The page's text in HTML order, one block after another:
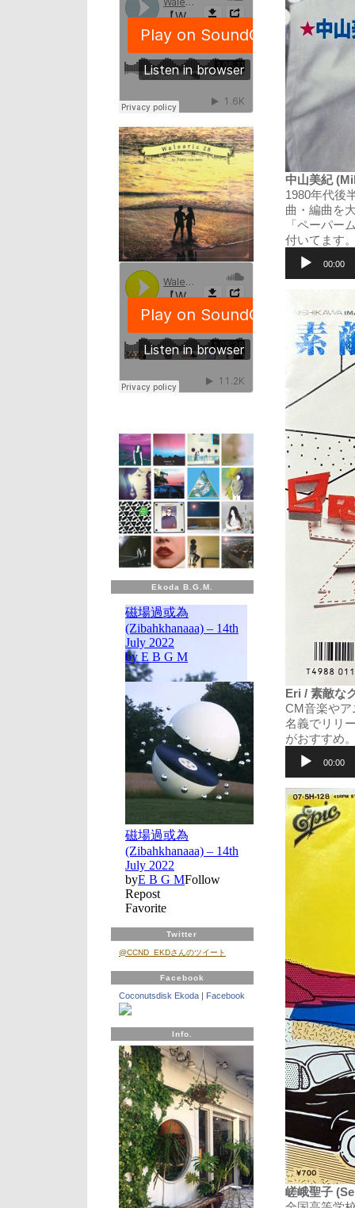
中山美紀
1980年代後
曲・編曲を
「ペーパー
付いてます
プ
00:00
Eri / 素敵な
CM音楽やア
名義でリリ
がおすすめ
プ
レ
ー
ヤ
ー
00:00
嵯峨聖子
Ekoda B.G.M.
Twitter
@CCND_EKDさんのツイート
Facebook
Coconutsdisk Ekoda | Facebook
Info.